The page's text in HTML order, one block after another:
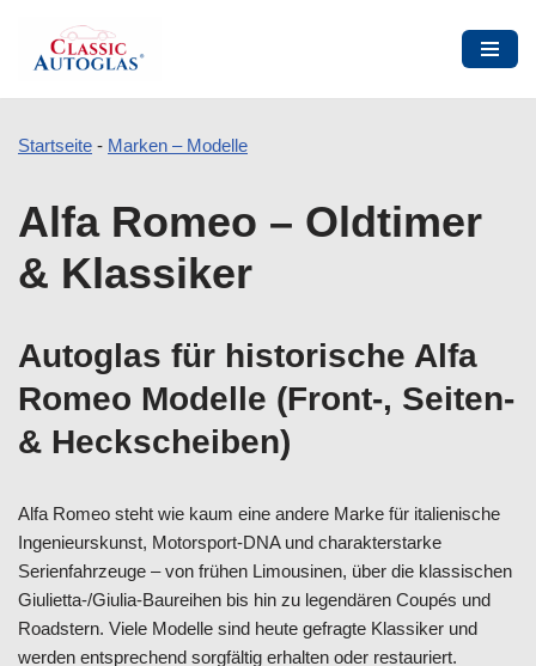
Inhalt
Startseite - Marken – Modelle
Alfa Romeo – Oldtimer
& Klassiker
Autoglas für historische Alfa
Romeo Modelle (Front-, Seiten-
& Heckscheiben)
Alfa Romeo steht wie kaum eine andere Marke für italienische
Ingenieurskunst, Motorsport-DNA und charakterstarke
Serienfahrzeuge – von frühen Limousinen, über die klassischen
Giulietta-/Giulia-Baureihen bis hin zu legendären Coupés und
Roadstern. Viele Modelle sind heute gefragte Klassiker und
werden entsprechend sorgfältig erhalten oder restauriert.